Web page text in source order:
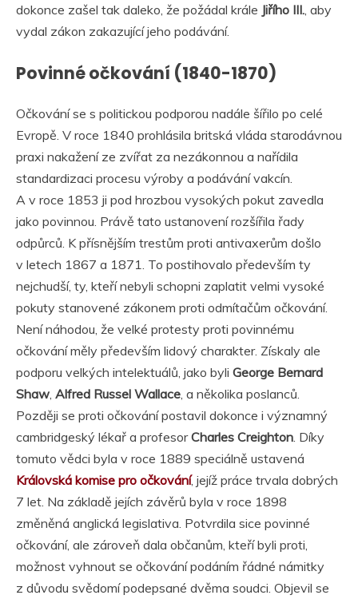
dokonce zašel tak daleko, že požádal krále Jiřího III. , aby
vydal zákon zakazující jeho podávání.
Povinné očkování (1840-1870)
Očkování se s politickou podporou nadále šířilo po celé
Evropě. V roce 1840 prohlásila britská vláda starodávnou
praxi nakažení ze zvířat za nezákonnou a nařídila
standardizaci procesu výroby a podávání vakcín.
A v roce 1853 ji pod hrozbou vysokých pokut zavedla
jako povinnou. Právě tato ustanovení rozšířila řady
odpůrců. K přísnějším trestům proti antivaxerům došlo
v letech 1867 a 1871. To postihovalo především ty
nejchudší, ty, kteří nebyli schopni zaplatit velmi vysoké
pokuty stanovené zákonem proti odmítačům očkování.
Není náhodou, že velké protesty proti povinnému
očkování měly především lidový charakter. Získaly ale
podporu velkých intelektuálů, jako byli George Bernard
Shaw, Alfred Russel Wallace, a několika poslanců.
Později se proti očkování postavil dokonce i významný
cambridgeský lékař a profesorCharles Creighton. Díky
tomuto vědci byla v roce 1889 speciálně ustavená
Královská komise pro očkování, jejíž práce trvala dobrých
7 let. Na základě jejích závěrů byla v roce 1898
změněná anglická legislativa. Potvrdila sice povinné
očkování, ale zároveň dala občanům, kteří byli proti,
možnost vyhnout se očkování podáním řádné námitky
z důvodu svědomí podepsané dvěma soudci. Objevil se